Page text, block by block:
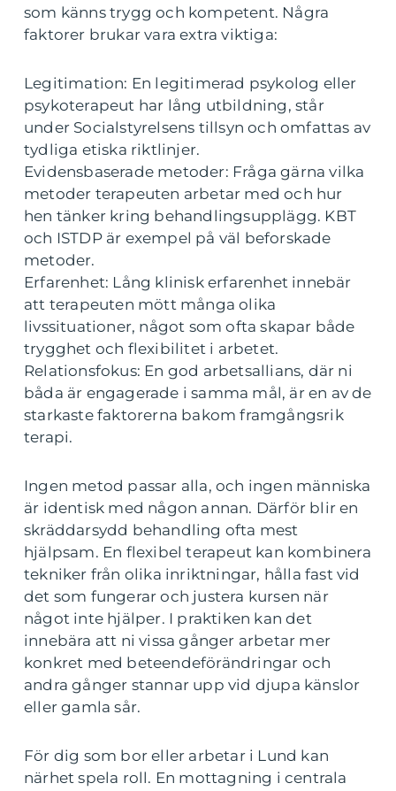
som känns trygg och kompetent. Några
faktorer brukar vara extra viktiga:
Legitimation: En legitimerad psykolog eller
psykoterapeut har lång utbildning, står
under Socialstyrelsens tillsyn och omfattas av
tydliga etiska riktlinjer.
Evidensbaserade metoder: Fråga gärna vilka
metoder terapeuten arbetar med och hur
hen tänker kring behandlingsupplägg. KBT
och ISTDP är exempel på väl beforskade
metoder.
Erfarenhet: Lång klinisk erfarenhet innebär
att terapeuten mött många olika
livssituationer, något som ofta skapar både
trygghet och flexibilitet i arbetet.
Relationsfokus: En god arbetsallians, där ni
båda är engagerade i samma mål, är en av de
starkaste faktorerna bakom framgångsrik
terapi.
Ingen metod passar alla, och ingen människa
är identisk med någon annan. Därför blir en
skräddarsydd behandling ofta mest
hjälpsam. En flexibel terapeut kan kombinera
tekniker från olika inriktningar, hålla fast vid
det som fungerar och justera kursen när
något inte hjälper. I praktiken kan det
innebära att ni vissa gånger arbetar mer
konkret med beteendeförändringar och
andra gånger stannar upp vid djupa känslor
eller gamla sår.
För dig som bor eller arbetar i Lund kan
närhet spela roll. En mottagning i centrala